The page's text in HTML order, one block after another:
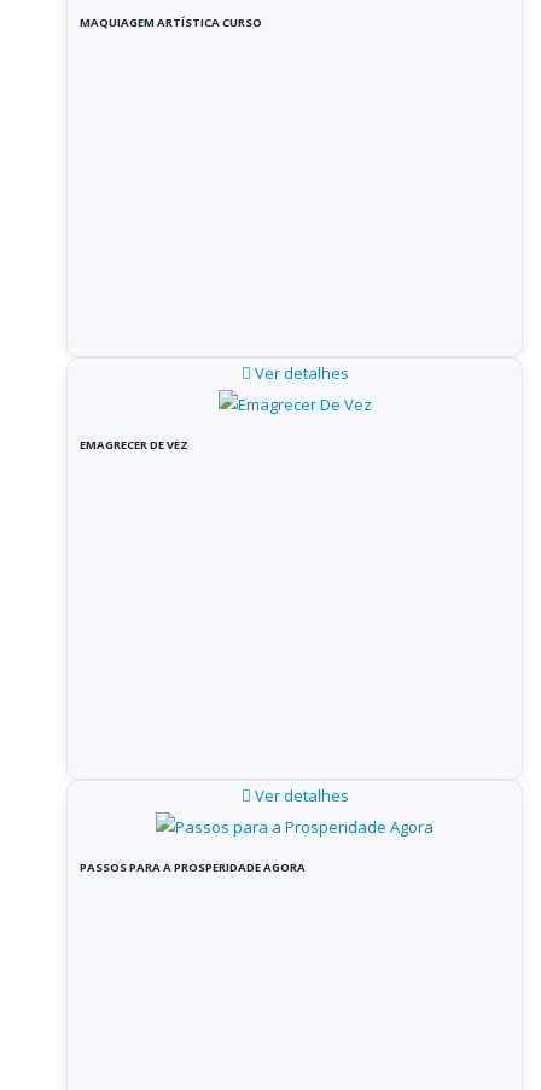
MAQUIAGEM ARTÍSTICA CURSO
Ver detalhes
EMAGRECER DE VEZ
Ver detalhes
PASSOS PARA A PROSPERIDADE AGORA